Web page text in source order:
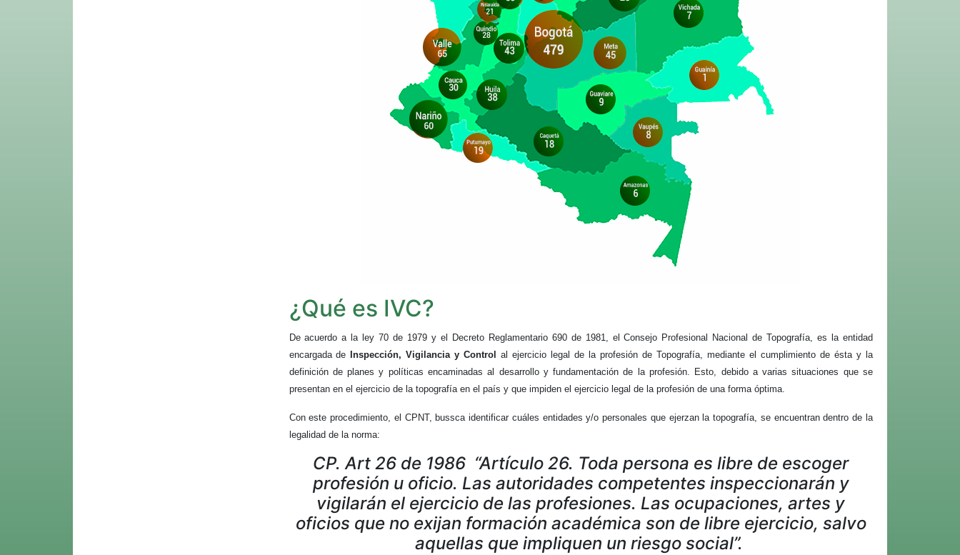
¿Qué es IVC?
De acuerdo a la ley 70 de 1979 y el Decreto Reglamentario 690 de 1981, el Consejo Profesional Nacional de Topografía, es la entidad
encargada de
Inspección, Vigilancia y Controlal ejercicio legal de la profesión de Topografía, mediante el cumplimiento de ésta y la
definición de planes y políticas encaminadas al desarrollo y fundamentación de la profesión. Esto, debido a varias situaciones que se
presentan en el ejercicio de la topografía en el país y que impiden el ejercicio legal de la profesión de una forma óptima.
Con este procedimiento, el CPNT, bussca identificar cuáles entidades y/o personales que ejerzan la topografía, se encuentran dentro de la
legalidad de la norma:
CP. Art 26 de 1986 “Artículo 26. Toda persona es libre de escoger
profesión u oficio. Las autoridades competentes inspeccionarán y
vigilarán el ejercicio de las profesiones. Las ocupaciones, artes y
oficios que no exijan formación académica son de libre ejercicio, salvo
aquellas que impliquen un riesgo social”.